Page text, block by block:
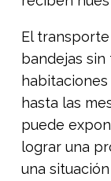
El
bandejas sin
hasta las
puede
lograr una
una